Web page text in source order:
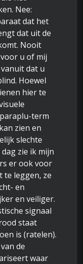
Nee:
dat het
dat uit de
Nooit
u of mij
dat u
Hoewel
hier te
term
zien en
slechte
zie ik mijn
er ook voor
te leggen, ze
en
en veiliger.
signaal
staat
is (ratelen).
de
waar